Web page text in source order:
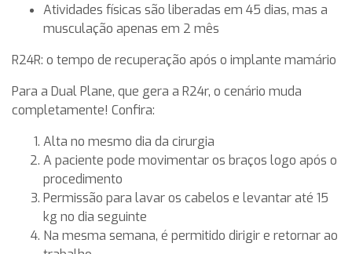
Atividades físicas são liberadas em 45 dias, mas a
musculação apenas em 2 mês
R24R: o tempo de recuperação após o implante mamário
Para a Dual Plane, que gera a R24r, o cenário muda
completamente! Confira:
Alta no mesmo dia da cirurgia
A paciente pode movimentar os braços logo após o
procedimento
Permissão para lavar os cabelos e levantar até 15
kg no dia seguinte
Na mesma semana, é permitido dirigir e retornar ao